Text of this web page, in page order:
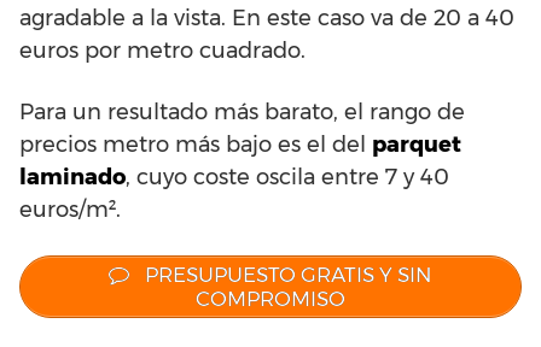
agradable a la vista. En este caso va de 20 a 40
euros por metro cuadrado.
Para un resultado más barato, el rango de
precios metro más bajo es el del parquet
laminado, cuyo coste oscila entre 7 y 40
euros/m².
PRESUPUESTO GRATIS Y SIN
COMPROMISO